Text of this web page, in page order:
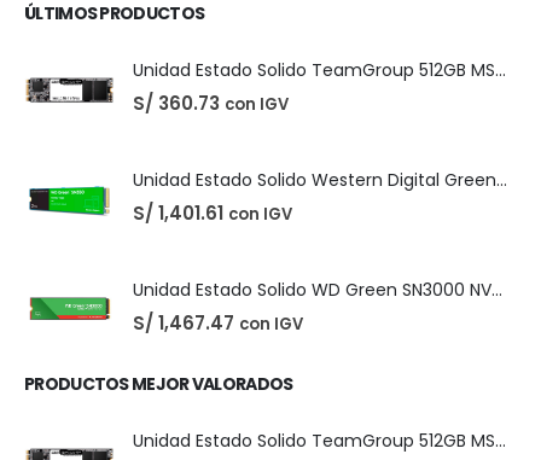
S/ 35.00.
S/360.73 con IGV
S/1,401.61 con IGV
ÚLTIMOS PRODUCTOS
Unidad Estado Solido TeamGroup 512GB MS30
S/360.73 con IGV
S/1,401.61 con IGV